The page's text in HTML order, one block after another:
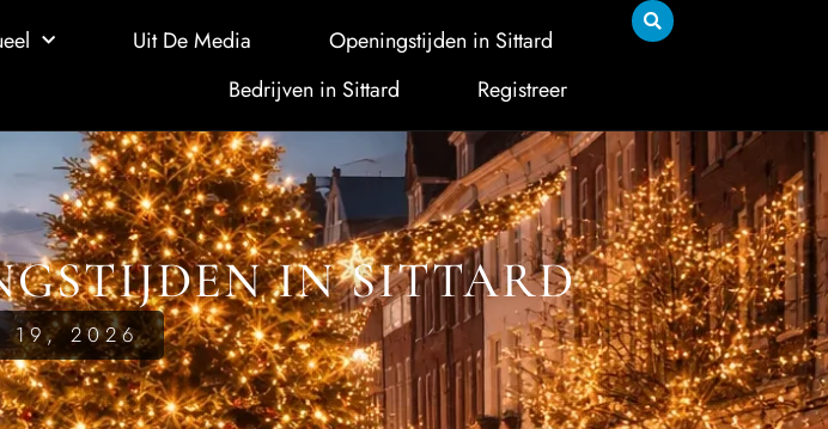
Uit De Media
Openingstijden in Sittard
Bedrijven in Sittard
Registreer
IN SITTARD
19, 2026